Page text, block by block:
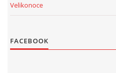
Velikonoce
FACEBOOK